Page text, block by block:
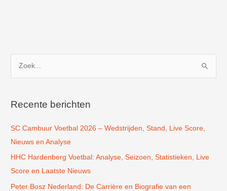
k
a
a
r
:
Recente berichten
SC Cambuur Voetbal 2026 – Wedstrijden, Stand, Live Score,
Nieuws en Analyse
HHC Hardenberg Voetbal: Analyse, Seizoen, Statistieken, Live
Score en Laatste Nieuws
Peter Bosz Nederland: De Carrière en Biografie van een